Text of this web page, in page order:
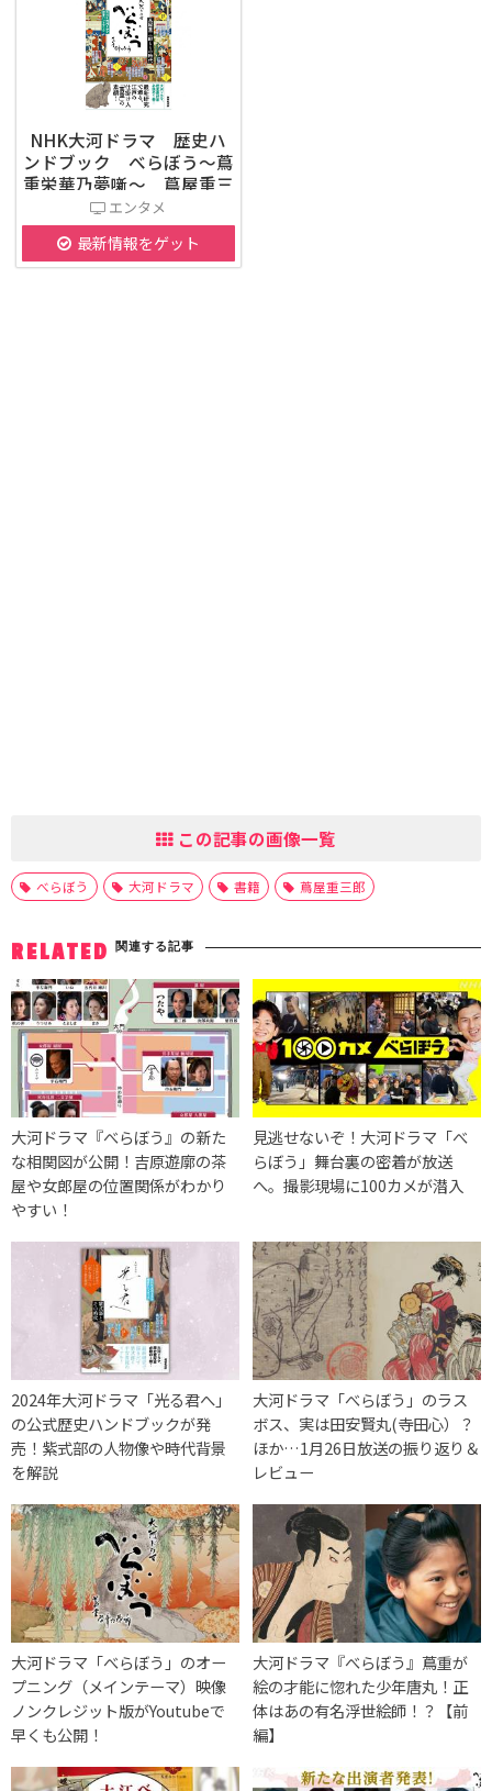
NHK大河ドラマ 歴史ハ
ンドブック べらぼう～蔦
重栄華乃夢噺～ 蔦屋重三
郎とその時代
エンタメ
最新情報をゲット
この記事の画像一覧
べらぼう 大河ドラマ 書籍 蔦屋重三郎
RELATED 関連する記事
大河ドラマ『べらぼう』の新た
な相関図が公開！吉原遊廓の茶
屋や女郎屋の位置関係がわかり
やすい！
見逃せないぞ！大河ドラマ「べ
らぼう」舞台裏の密着が放送
へ。撮影現場に100カメが潜入
2024年大河ドラマ「光る君へ」
の公式歴史ハンドブックが発
売！紫式部の人物像や時代背景
を解説
大河ドラマ「べらぼう」のラス
ボス、実は田安賢丸(寺田心）？
ほか…1月26日放送の振り返り＆
レビュー
大河ドラマ「べらぼう」のオー
プニング（メインテーマ）映像
ノンクレジット版がYoutubeで
早くも公開！
大河ドラマ『べらぼう』蔦重が
絵の才能に惚れた少年唐丸！正
体はあの有名浮世絵師！？【前
編】